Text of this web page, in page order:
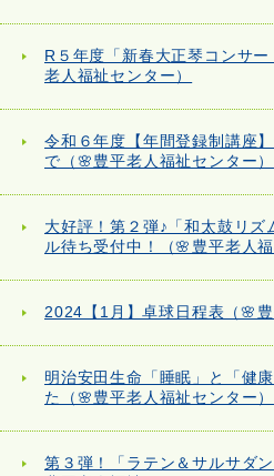
R５年度「新春大正琴コンサ
老人福祉センター）
令和６年度【年間登録制講座
で（🌸豊平老人福祉センター）
大好評！第２弾♪「和太鼓リ
ル待ち受付中！（🌸豊平老人福
2024【1月】卓球日程表（🌸豊
明治安田生命「睡眠」と「健
た（🌸豊平老人福祉センター）
第３弾！「ラテン＆サルサダ